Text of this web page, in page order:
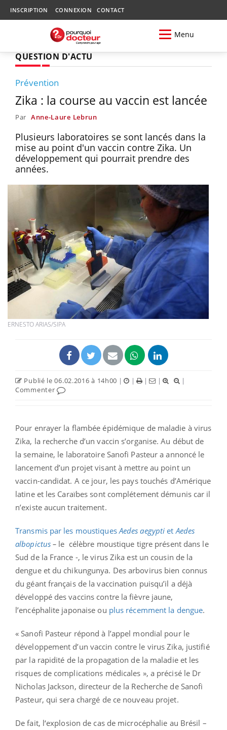
INSCRIPTION CONNEXION CONTACT
Menu
QUESTION D'ACTU
Prévention
Zika : la course au vaccin est lancée
Par Anne-Laure Lebrun
Plusieurs laboratoires se sont lancés dans la
mise au point d'un vaccin contre Zika. Un
développement qui pourrait prendre des
années.
ERNESTO ARIAS/SIPA
Publié le 06.02.2016 à 14h00 | | | |
|
Commenter
Pour enrayer la flambée épidémique de maladie à virus
Zika, la recherche d’un vaccin s’organise. Au début de
la semaine, le laboratoire Sanofi Pasteur a annoncé le
lancement d’un projet visant à mettre au point un
vaccin-candidat. A ce jour, les pays touchés d’Amérique
latine et les Caraïbes sont complétement démunis car il
n’existe aucun traitement.
Transmis par les moustiques Aedes aegyptiet Aedes
albopictus – le célèbre moustique tigre présent dans le
Sud de la France -, le virus Zika est un cousin de la
dengue et du chikungunya. Des arbovirus bien connus
du géant français de la vaccination puisqu’il a déjà
développé des vaccins contre la fièvre jaune,
l’encéphalite japonaise ou plus récemment la dengue.
« Sanofi Pasteur répond à l’appel mondial pour le
développement d’un vaccin contre le virus Zika, justifié
par la rapidité de la propagation de la maladie et les
risques de complications médicales », a précisé le Dr
Nicholas Jackson, directeur de la Recherche de Sanofi
Pasteur, qui sera chargé de ce nouveau projet.
De fait, l‘explosion de cas de microcéphalie au Brésil –